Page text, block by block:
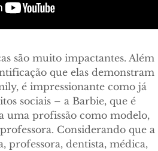
são muito impactantes. Além
que elas demonstram
é impressionante como já
sociais – a Barbie, que é
uma profissão como modelo,
Considerando que a
professora, dentista, médica,